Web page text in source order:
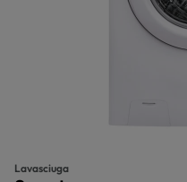
Lavasciuga